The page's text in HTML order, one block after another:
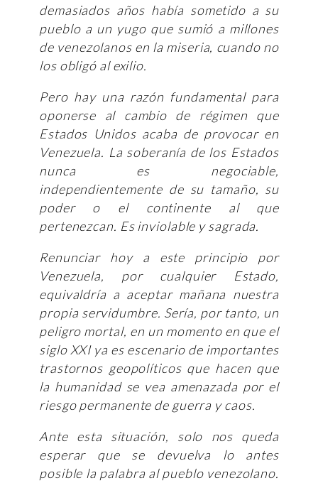
demasiados años había sometido a su
pueblo a un yugo que sumió a millones
de venezolanos en la miseria, cuando no
los obligó al exilio.
Pero hay una razón fundamental para
oponerse al cambio de régimen que
Estados Unidos acaba de provocar en
Venezuela. La soberanía de los Estados
nunca es negociable,
independientemente de su tamaño, su
poder o el continente al que
pertenezcan. Es inviolable y sagrada.
Renunciar hoy a este principio por
Venezuela, por cualquier Estado,
equivaldría a aceptar mañana nuestra
propia servidumbre. Sería, por tanto, un
peligro mortal, en un momento en que el
siglo XXI ya es escenario de importantes
trastornos geopolíticos que hacen que
la humanidad se vea amenazada por el
riesgo permanente de guerra y caos.
Ante esta situación, solo nos queda
esperar que se devuelva lo antes
posible la palabra al pueblo venezolano.